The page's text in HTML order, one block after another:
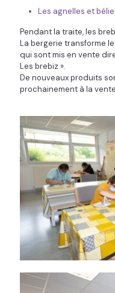
Les agnelles et
Pendant la traite, les
La bergerie transforme
qui sont mis en vente
Les brebiz ».
De nouveaux produits
prochainement à la